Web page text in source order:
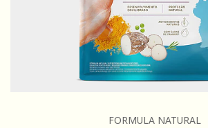
FORMULA NATURAL